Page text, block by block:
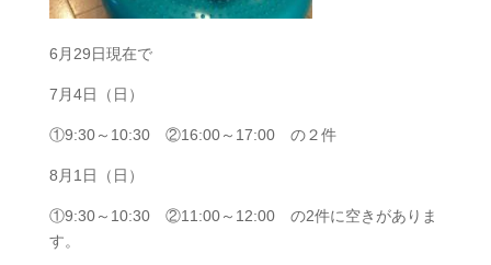
6月29日現在で
7月4日（日）
①9:30～10:30 ②16:00～17:00 の２件
8月1日（日）
①9:30～10:30 ②11:00～12:00 の2件に空きがありま
す。